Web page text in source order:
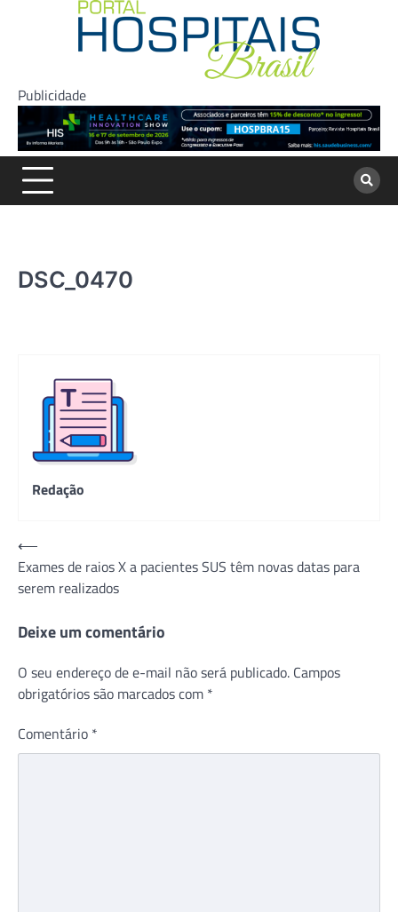
Publicidade
DSC_0470
Redação
Navegação
de
Post
⟵
Exames de raios X a pacientes SUS têm novas datas para
serem realizados
Deixe um comentário
O seu endereço de e-mail não será publicado. Campos
obrigatórios são marcados com *
Comentário *